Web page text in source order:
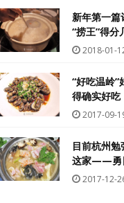
新年第一篇
“捞王”得分
2018-01-
“好吃温岭”
得确实好吃
2017-09-
目前杭州
这家——勇
2017-12-